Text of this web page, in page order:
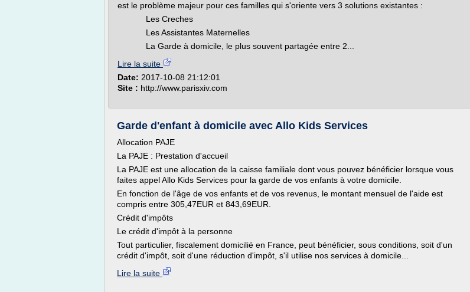
est le problème majeur pour ces familles qui s'oriente vers 3 solutions existantes :
Les Creches
Les Assistantes Maternelles
La Garde à domicile, le plus souvent partagée entre 2...
Lire la suite
Date: 2017-10-08 21:12:01
Site : http://www.parisxiv.com
Garde d'enfant à domicile avec Allo Kids Services
Allocation PAJE
La PAJE : Prestation d'accueil
La PAJE est une allocation de la caisse familiale dont vous pouvez bénéficier lorsque vous
faites appel Allo Kids Services pour la garde de vos enfants à votre domicile.
En fonction de l'âge de vos enfants et de vos revenus, le montant mensuel de l'aide est
compris entre 305,47EUR et 843,69EUR.
Crédit d'impôts
Le crédit d'impôt à la personne
Tout particulier, fiscalement domicilié en France, peut bénéficier, sous conditions, soit d'un
crédit d'impôt, soit d'une réduction d'impôt, s'il utilise nos services à domicile...
Lire la suite